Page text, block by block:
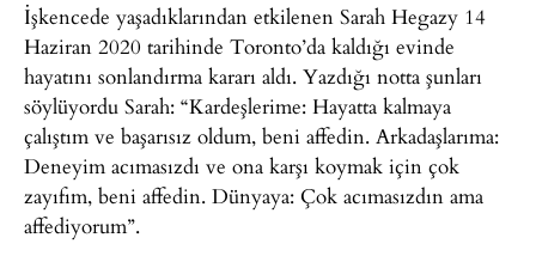
İşkencede yaşadıklarından etkilenen Sarah Hegazy 14
Haziran 2020 tarihinde Toronto’da kaldığı evinde
hayatını sonlandırma kararı aldı. Yazdığı notta şunları
söylüyordu Sarah: “Kardeşlerime: Hayatta kalmaya
çalıştım ve başarısız oldum, beni affedin. Arkadaşlarıma:
Deneyim acımasızdı ve ona karşı koymak için çok
zayıfım, beni affedin. Dünyaya: Çok acımasızdın ama
affediyorum”.